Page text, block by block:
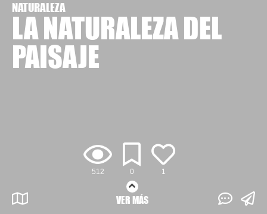
512 0 1
NATURALEZA
LA NATURALEZA DEL
PAISAJE
VER MÁS